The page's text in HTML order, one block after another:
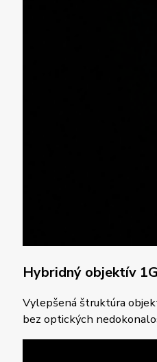
Hybridný objektív
Vylepšená štruktúra
bez optických